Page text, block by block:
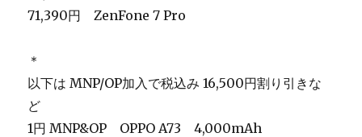
71,390円 ZenFone 7 Pro
＊
以下は MNP/OP加入で税込み 16,500円割り引きな
ど
1円 MNP&OP OPPO A73 4,000mAh